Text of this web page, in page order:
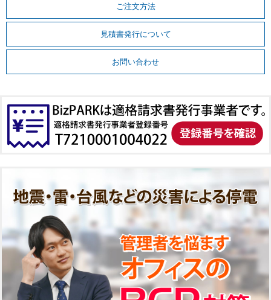
ご注文方法
見積書発行について
お問い合わせ